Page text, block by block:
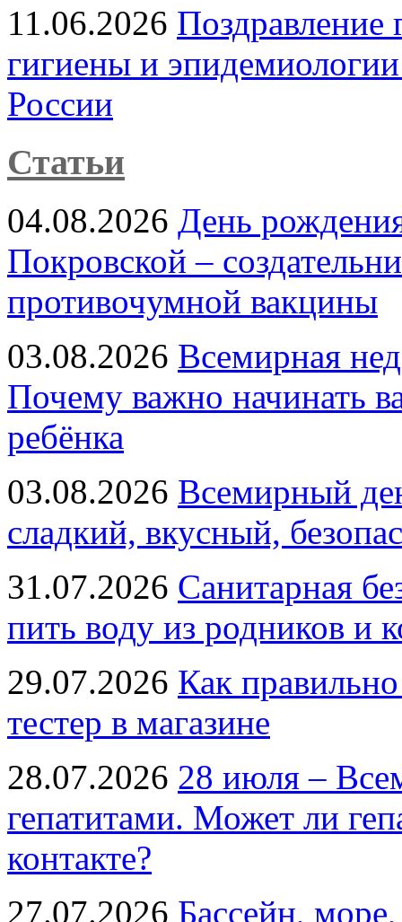
11.06.2026 Поздравление
гигиены и
России
Статьи
04.08.2026 День
Покровской –
противочумной вакцины
03.08.2026 Всемирная
Почему важно начинать
ребёнка
03.08.2026 Всемирный
сладкий, вкусный,
31.07.2026 Санитарная
пить воду из родников и
29.07.2026 Как
тестер в магазине
28.07.2026 28 июля –
гепатитами. Может ли
контакте?
27.07.2026 Бассейн,